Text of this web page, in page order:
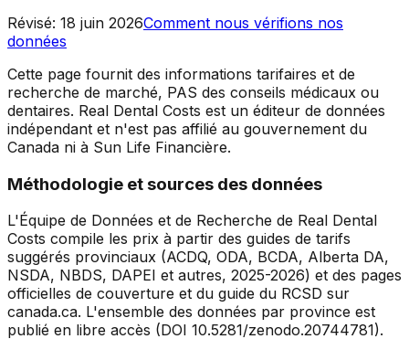
Révisé: 18 juin 2026Comment nous vérifions nos
données
Cette page fournit des informations tarifaires et de
recherche de marché, PAS des conseils médicaux ou
dentaires. Real Dental Costs est un éditeur de données
indépendant et n'est pas affilié au gouvernement du
Canada ni à Sun Life Financière.
Méthodologie et sources des données
L'Équipe de Données et de Recherche de Real Dental
Costs compile les prix à partir des guides de tarifs
suggérés provinciaux (ACDQ, ODA, BCDA, Alberta DA,
NSDA, NBDS, DAPEI et autres, 2025-2026) et des pages
officielles de couverture et du guide du RCSD sur
canada.ca. L'ensemble des données par province est
publié en libre accès (DOI 10.5281/zenodo.20744781).